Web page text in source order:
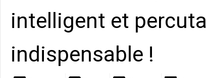
intelligent et
indispensable !